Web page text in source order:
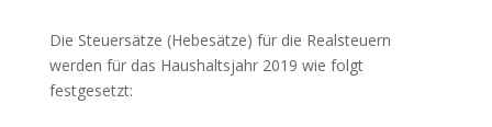
Die Steuersätze (Hebesätze) für die Realsteuern
werden für das Haushaltsjahr 2019 wie folgt
festgesetzt: